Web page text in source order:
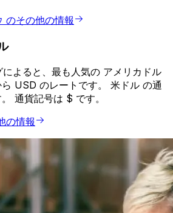
のその他の情報
よると、最も人気の アメリカドル
USD のレートです。 米ドル の通
通貨記号は $ です。
の情報